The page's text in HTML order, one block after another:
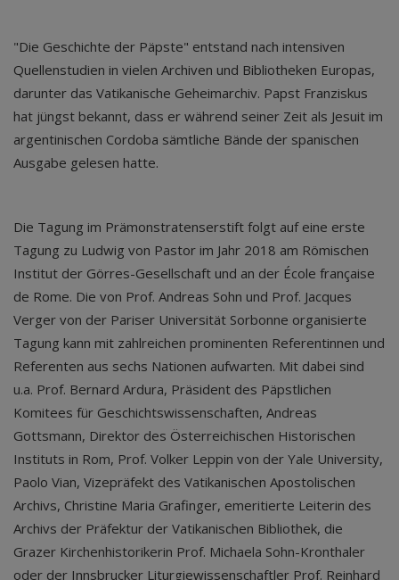
"Die Geschichte der Päpste" entstand nach intensiven
Quellenstudien in vielen Archiven und Bibliotheken Europas,
darunter das Vatikanische Geheimarchiv. Papst Franziskus
hat jüngst bekannt, dass er während seiner Zeit als Jesuit im
argentinischen Cordoba sämtliche Bände der spanischen
Ausgabe gelesen hatte.
Die Tagung im Prämonstratenserstift folgt auf eine erste
Tagung zu Ludwig von Pastor im Jahr 2018 am Römischen
Institut der Görres-Gesellschaft und an der École française
de Rome. Die von Prof. Andreas Sohn und Prof. Jacques
Verger von der Pariser Universität Sorbonne organisierte
Tagung kann mit zahlreichen prominenten Referentinnen und
Referenten aus sechs Nationen aufwarten. Mit dabei sind
u.a. Prof. Bernard Ardura, Präsident des Päpstlichen
Komitees für Geschichtswissenschaften, Andreas
Gottsmann, Direktor des Österreichischen Historischen
Instituts in Rom, Prof. Volker Leppin von der Yale University,
Paolo Vian, Vizepräfekt des Vatikanischen Apostolischen
Archivs, Christine Maria Grafinger, emeritierte Leiterin des
Archivs der Präfektur der Vatikanischen Bibliothek, die
Grazer Kirchenhistorikerin Prof. Michaela Sohn-Kronthaler
oder der Innsbrucker Liturgiewissenschaftler Prof. Reinhard